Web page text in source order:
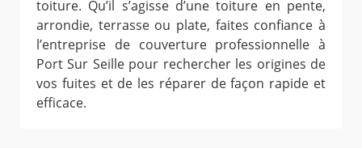
toiture. Qu’il s’agisse d’une toiture en pente,
arrondie, terrasse ou plate, faites confiance à
l’entreprise de couverture professionnelle à
Port Sur Seille pour rechercher les origines de
vos fuites et de les réparer de façon rapide et
efficace.